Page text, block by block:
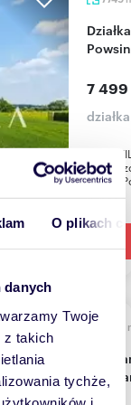
O plikach
danych
Twoje
z takich
tychże,
Działka inwestycyjna 7 749 m² w Wilanowie
7
części